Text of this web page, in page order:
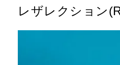
レザレクション